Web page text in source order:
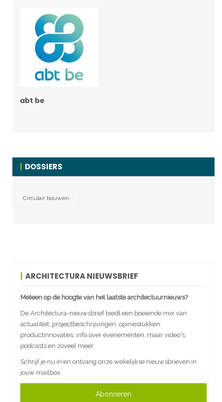
abt be
DOSSIERS
Circulair bouwen
ARCHITECTURA NIEUWSBRIEF
Meteen op de hoogte van het laatste architectuurnieuws?
De Architectura-nieuwsbrief biedt een boeiende mix van
actualiteit, projectbeschrijvingen, opiniestukken,
productinnovaties, info over evenementen, maar video's,
podcasts en zoveel meer.
Schrijf je nu in en ontvang onze wekelijkse nieuwsbrieven in
jouw mailbox.
Abonneren